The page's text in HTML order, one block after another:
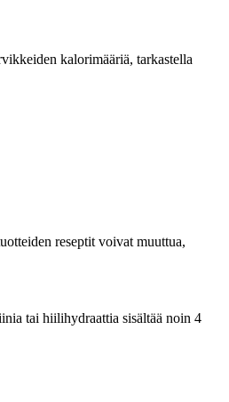
kalorimääriä, tarkastella
reseptit voivat muuttua,
tai hiilihydraattia sisältää noin 4